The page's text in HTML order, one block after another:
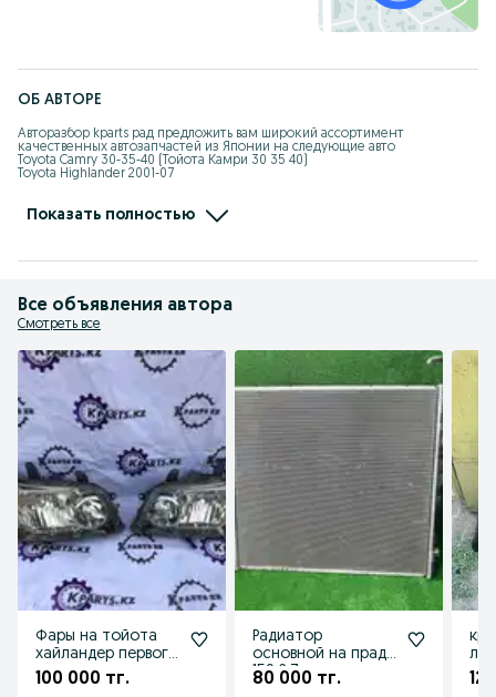
ОБ АВТОРЕ
Авторазбор kparts рад предложить вам широкий ассортимент
качественных автозапчастей из Японии на следующие авто
Toyota Camry 30-35-40 (Тойота Камри 30 35 40)
Toyota Highlander 2001-07
Mercedes Benz W124 W140 W210
Показать полностью
Все объявления автора
Смотреть все
Фары на тойота
хайландер первого
поколения
100 000 тг.
Радиатор
основной на прадо
150 2.7
80 000 тг.